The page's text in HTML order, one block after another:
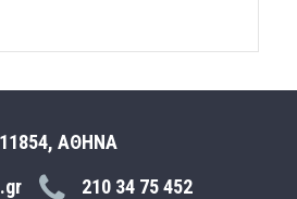
11854, ΑΘΗΝΑ
210 34 75 452